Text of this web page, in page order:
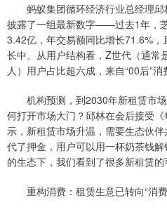
蚂蚁集团循环经济行业总经理邱
披露了一组最新数字——过去1年，
3.42亿，年交易额同比增长71.6%
长中。从用户结构看，Z世代（通常
人）用户占比超六成，来自“00后”消
机构预测，到2030年新租赁市场
何打开市场大门？邱林在会后接受
示，新租赁市场升温，需要生态伙
代了押金，用户可以用一杯奶茶钱
的生态下，我们看到了很多新租赁的
重构消费：租赁生意已转向“消